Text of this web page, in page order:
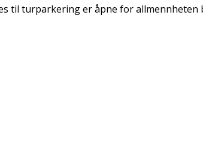
til turparkering er åpne for allmennheten